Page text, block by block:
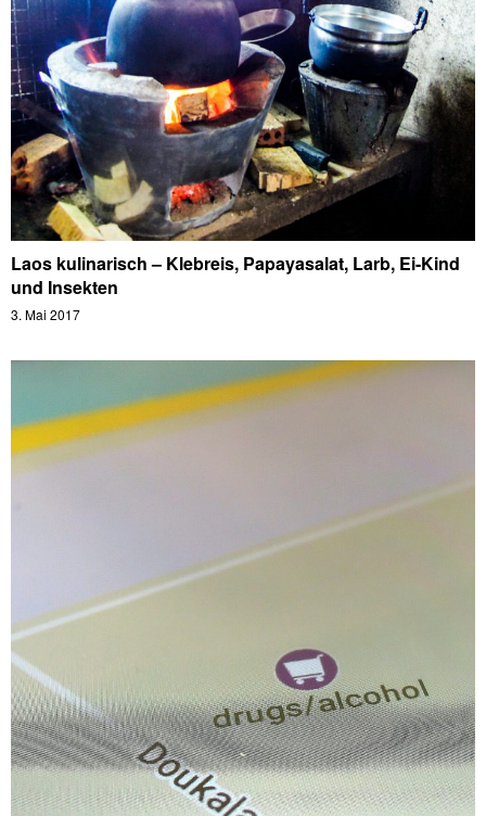
Laos kulinarisch – Klebreis, Papayasalat, Larb, Ei-Kind
und Insekten
3. Mai 2017